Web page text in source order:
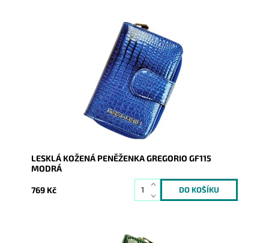
Peněženka se vzorem hadí kůže je orientována na
výšku. Díky svoji velikostí nezabere moc místa v
Skladem
17051
Gregorio
2 roky
LESKLÁ KOŽENÁ PENĚŽENKA GREGORIO GF115
MODRÁ
769 Kč